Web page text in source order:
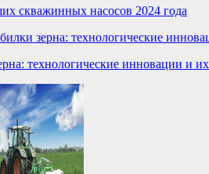
скважинных насосов 2024 года
технологические инновации и